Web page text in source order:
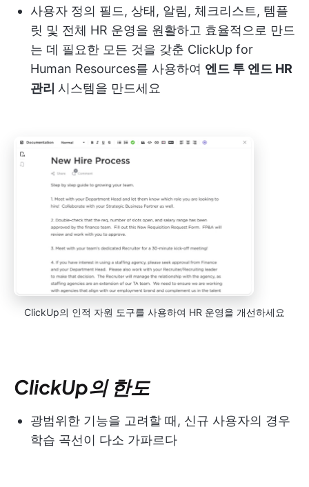
사용자 정의 필드, 상태, 알림, 체크리스트, 템플
릿 및 전체 HR 운영을 원활하고 효율적으로 만드
는 데 필요한 모든 것을 갖춘 ClickUp for
Human Resources를 사용하여 엔드 투 엔드 HR
관리 시스템을 만드세요
ClickUp의 인적 자원 도구를 사용하여 HR 운영을 개선하세요
ClickUp의 한도
광범위한 기능을 고려할 때, 신규 사용자의 경우
학습 곡선이 다소 가파르다